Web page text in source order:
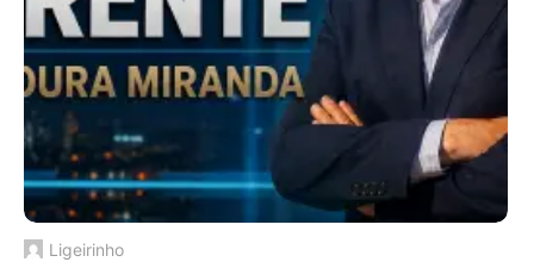
Ligeirinho